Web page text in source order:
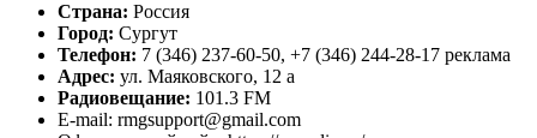
Страна: Россия
Город: Сургут
Телефон: 7 (346) 237-60-50, +7 (346) 244-28-17 реклама
Адрес: ул. Маяковского, 12 а
Радиовещание: 101.3 FM
E-mail: rmgsupport@gmail.com